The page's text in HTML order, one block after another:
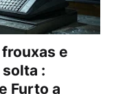
e
:
Furto a